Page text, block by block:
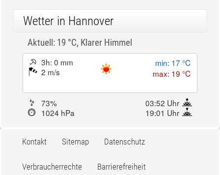
Wetter in Hannover
Aktuell: 19 °C, Klarer Himmel
3h: 0 mm
2 m/s
min: 17 °C
max: 19 °C
73%
03:52 Uhr
1024 hPa
19:01 Uhr
Kontakt Sitemap Datenschutz
Verbraucherrechte Barrierefreiheit